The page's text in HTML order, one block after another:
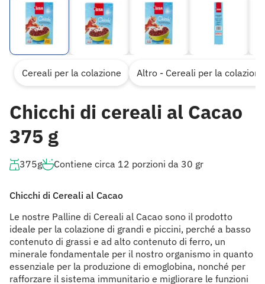
Cereali per la colazione Altro - Cereali per la colazione
Chicchi di cereali al Cacao
375 g
375g Contiene circa 12 porzioni da 30 gr
Chicchi di Cereali al Cacao
Le nostre Palline di Cereali al Cacao sono il prodotto
ideale per la colazione di grandi e piccini, perché a basso
contenuto di grassi e ad alto contenuto di ferro, un
minerale fondamentale per il nostro organismo in quanto
essenziale per la produzione di emoglobina, nonché per
rafforzare il sistema immunitario e migliorare le funzioni